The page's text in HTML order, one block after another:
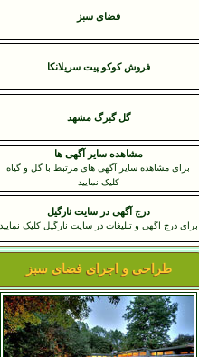
فضای سبز
فروش کوکو پیت سریلانکا
گل گبرگ مشهد
مشاهده سایر آگهی ها
برای مشاهده سایر آگهی های مرتبط با گل و گیاه
کلیک نمایید
درج آگهی در سایت نارگیل
برای درج آگهی و تبلیغات در سایت نارگیل کلیک نمایید
طراحی و اجرای فضای سبز